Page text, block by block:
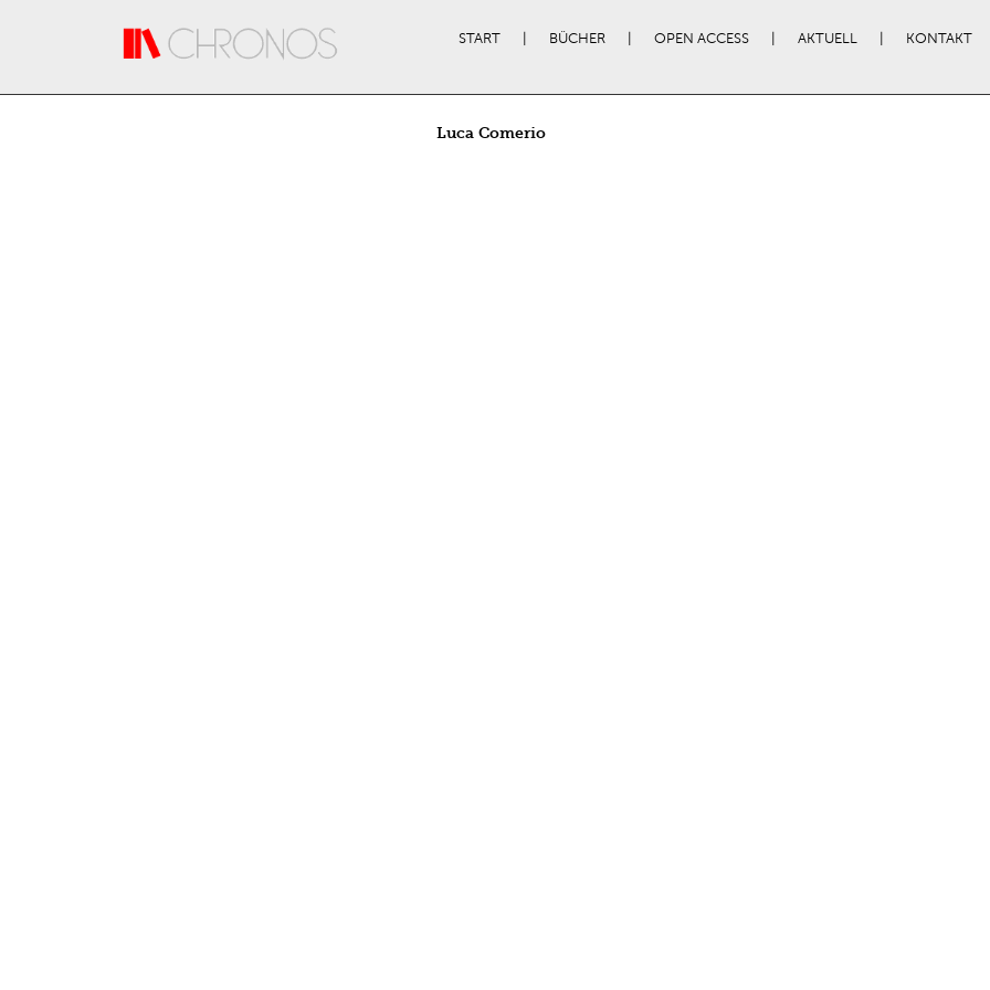
START BÜCHER OPEN ACCESS AKTUELL KONTAKT
Luca Comerio